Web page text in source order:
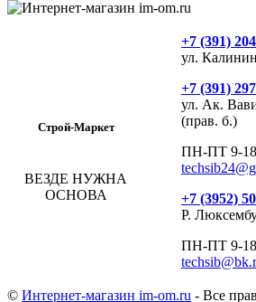
Строй-Маркет
ВЕЗДЕ НУЖНА
ОСНОВА
+7 (391)
ул.
+7 (391)
ул. Ак.
(прав. б.)
ПН-ПТ 9-
+7 (3952)
Р.
ПН-ПТ 9-
© Интернет-магазин im-om.ru - Все